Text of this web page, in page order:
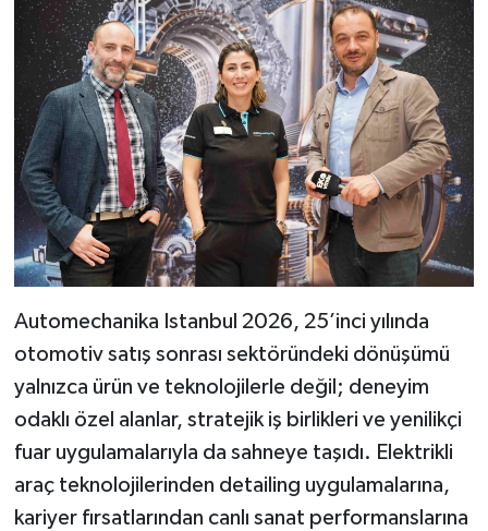
Automechanika Istanbul 2026, 25’inci yılında
otomotiv satış sonrası sektöründeki dönüşümü
yalnızca ürün ve teknolojilerle değil; deneyim
odaklı özel alanlar, stratejik iş birlikleri ve yenilikçi
fuar uygulamalarıyla da sahneye taşıdı. Elektrikli
araç teknolojilerinden detailing uygulamalarına,
kariyer fırsatlarından canlı sanat performanslarına